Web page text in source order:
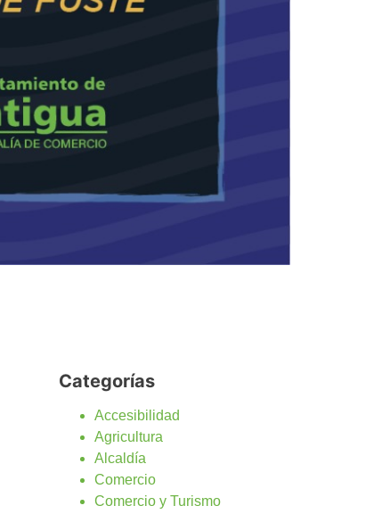
Categorías
Accesibilidad
Agricultura
Alcaldía
Comercio
Comercio y Turismo